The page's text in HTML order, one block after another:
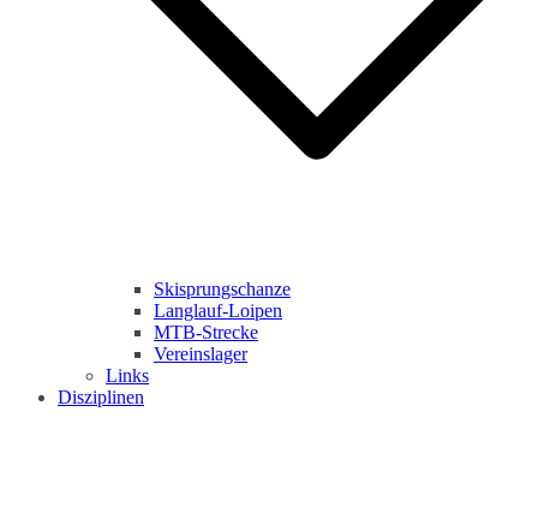
Skisprungschanze
Langlauf-Loipen
MTB-Strecke
Vereinslager
Links
Disziplinen